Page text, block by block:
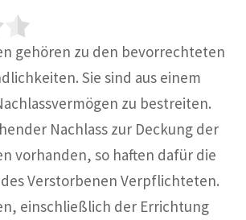
gehören zu den bevorrechteten
Sie sind aus einem
zu bestreiten.
Nachlass zur Deckung der
vorhanden, so haften dafür die
Verstorbenen Verpflichteten.
einschließlich der Errichtung